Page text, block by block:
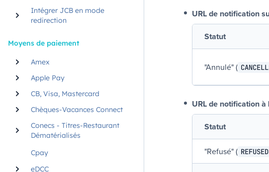
Intégrer JCB en mode
redirection
Moyens de paiement
Amex
Apple Pay
CB, Visa, Mastercard
Chèques-Vacances Connect
Conecs - Titres-Restaurant
Dématérialisés
Cpay
eDCC
URL de notification
Statut
"Annulé" (
URL de notification
Statut
"Refusé" ( REFUSED